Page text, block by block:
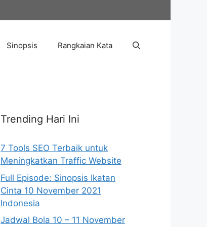
Sinopsis Rangkaian Kata
Trending Hari Ini
7 Tools SEO Terbaik untuk
Meningkatkan Traffic Website
Full Episode: Sinopsis Ikatan
Cinta 10 November 2021
Indonesia
Jadwal Bola 10 – 11 November